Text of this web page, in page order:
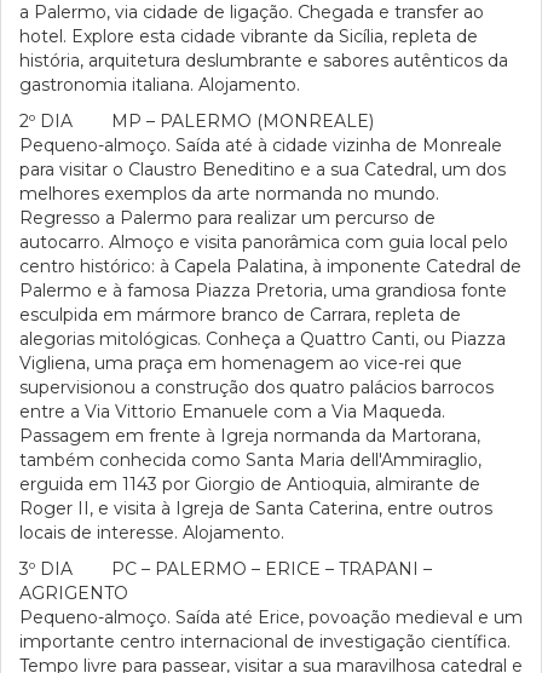
a Palermo, via cidade de ligação. Chegada e transfer ao
hotel. Explore esta cidade vibrante da Sicília, repleta de
história, arquitetura deslumbrante e sabores autênticos da
gastronomia italiana. Alojamento.
2º DIA MP – PALERMO (MONREALE)
Pequeno-almoço. Saída até à cidade vizinha de Monreale
para visitar o Claustro Beneditino e a sua Catedral, um dos
melhores exemplos da arte normanda no mundo.
Regresso a Palermo para realizar um percurso de
autocarro. Almoço e visita panorâmica com guia local pelo
centro histórico: à Capela Palatina, à imponente Catedral de
Palermo e à famosa Piazza Pretoria, uma grandiosa fonte
esculpida em mármore branco de Carrara, repleta de
alegorias mitológicas. Conheça a Quattro Canti, ou Piazza
Vigliena, uma praça em homenagem ao vice-rei que
supervisionou a construção dos quatro palácios barrocos
entre a Via Vittorio Emanuele com a Via Maqueda.
Passagem em frente à Igreja normanda da Martorana,
também conhecida como Santa Maria dell'Ammiraglio,
erguida em 1143 por Giorgio de Antioquia, almirante de
Roger II, e visita à Igreja de Santa Caterina, entre outros
locais de interesse. Alojamento.
3º DIA PC – PALERMO – ERICE – TRAPANI –
AGRIGENTO
Pequeno-almoço. Saída até Erice, povoação medieval e um
importante centro internacional de investigação científica.
Tempo livre para passear, visitar a sua maravilhosa catedral e